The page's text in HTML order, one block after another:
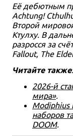
Её дебютным
Achtung!
Второй
Ктулху. В
разросся за
Fallout, The
Читайте также:
2026-й
мира».
Modiphius
наборов
DOOM.